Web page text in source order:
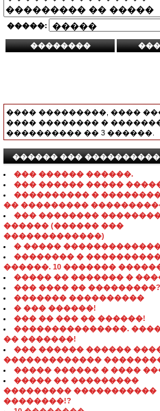
�����:
���� ���������, ����
���� �������� �
���������� �� 3 ������.
������ ���
��� ������ ������.
��� ������ �����
���������� �
�� ���������
��� ��������
������ (������ ���
�������������)
� �����
�������� �
������. 10 �������
����� �� ������� �
��� ���� �� ���������?
������� ����������
� ��� ������!
��� �� ��� �� ������!
���������������.
�� �������!
��� ������ ������
�������������
����� ������ � ����
����� �� ���������
��������� �����������
��������!?